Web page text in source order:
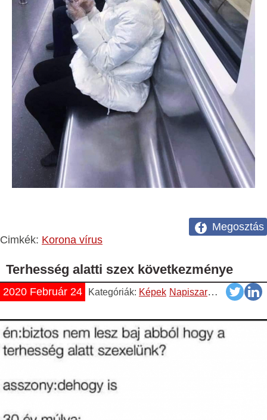
Megosztás
Cimkék: Korona vírus
Terhesség alatti szex következménye
2020 Február 24 Kategóriák: Képek Napiszar Vicces